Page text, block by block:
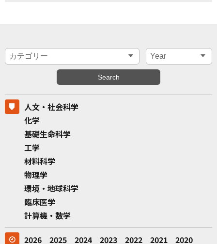
人文・社会科学
化学
基礎生命科学
工学
材料科学
物理学
環境・地球科学
臨床医学
計算機・数学
2026 2025 2024 2023 2022 2021 2020